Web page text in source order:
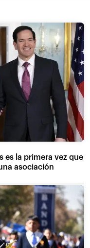
es la primera vez que
asociación